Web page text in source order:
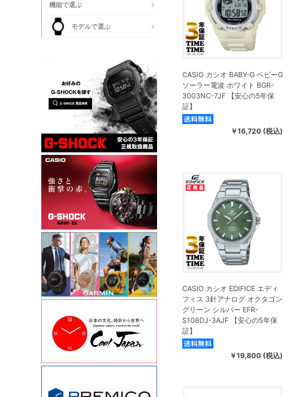
機能で選ぶ
モデルで選ぶ
CASIO カシオ BABY-G ベビーG
ソーラー電波 ホワイト BGR-
3003NC-7JF 【安心の5年保
証】
￥16,720 (税込)
CASIO カシオ EDIFICE エディ
フィス 3針アナログ オクタゴン
グリーン シルバー EFR-
S108DJ-3AJF 【安心の5年保
証】
￥19,800 (税込)